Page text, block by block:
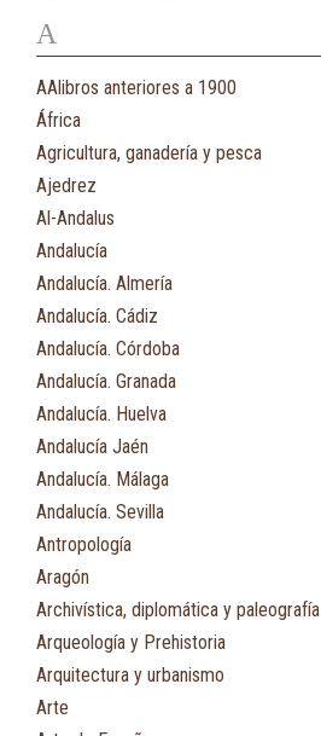
A
AAlibros anteriores a 1900
África
Agricultura, ganadería y pesca
Ajedrez
Al-Andalus
Andalucía
Andalucía. Almería
Andalucía. Cádiz
Andalucía. Córdoba
Andalucía. Granada
Andalucía. Huelva
Andalucía Jaén
Andalucía. Málaga
Andalucía. Sevilla
Antropología
Aragón
Archivística, diplomática y paleografía
Arqueología y Prehistoria
Arquitectura y urbanismo
Arte